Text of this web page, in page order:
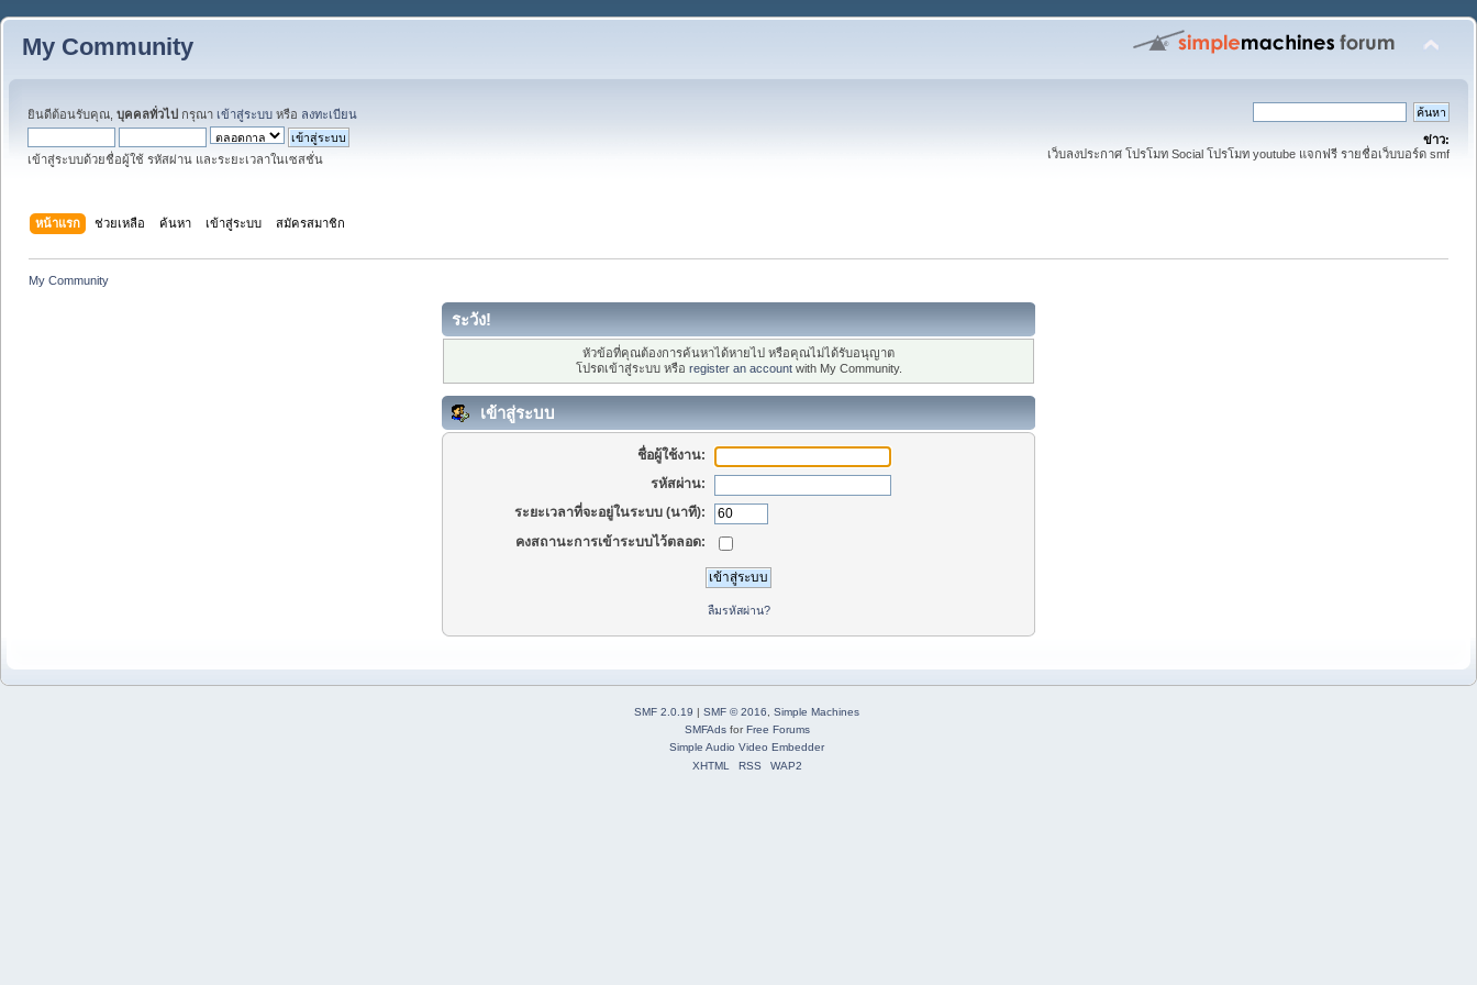
My Community
ยินดีต้อนรับคุณ, บุคคลทั่วไป กรุณา เข้าสู่ระบบ หรือ ลงทะเบียน
เข้าสู่ระบบด้วยชื่อผู้ใช้ รหัสผ่าน และระยะเวลาในเซสชั่น
ข่าว:
เว็บลงประกาศ โปรโมท Social โปรโมท youtube แจกฟรี รายชื่อเว็บบอร์ด smf
หน้าแรก ช่วยเหลือ ค้นหา เข้าสู่ระบบ สมัครสมาชิก
My Community
ระวัง!
หัวข้อที่คุณต้องการค้นหาได้หายไป หรือคุณไม่ได้รับอนุญาต
โปรดเข้าสู่ระบบ หรือ register an accountwith My Community.
เข้าสู่ระบบ
ชื่อผู้ใช้งาน:
รหัสผ่าน:
ระยะเวลาที่จะอยู่ในระบบ (นาที):
คงสถานะการเข้าระบบไว้ตลอด:
ลืมรหัสผ่าน?
SMF 2.0.19 | SMF © 2016
Simple Machines
SMFAdsforFree Forums
Simple Audio Video Embedder
XHTML
RSS WAP2